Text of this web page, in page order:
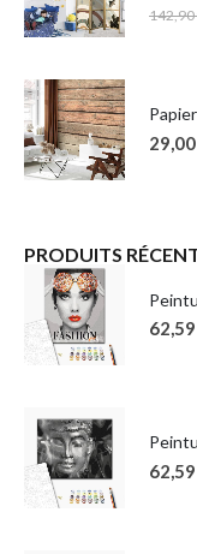
142,90
29,00
PRODUITS
62,59
62,59